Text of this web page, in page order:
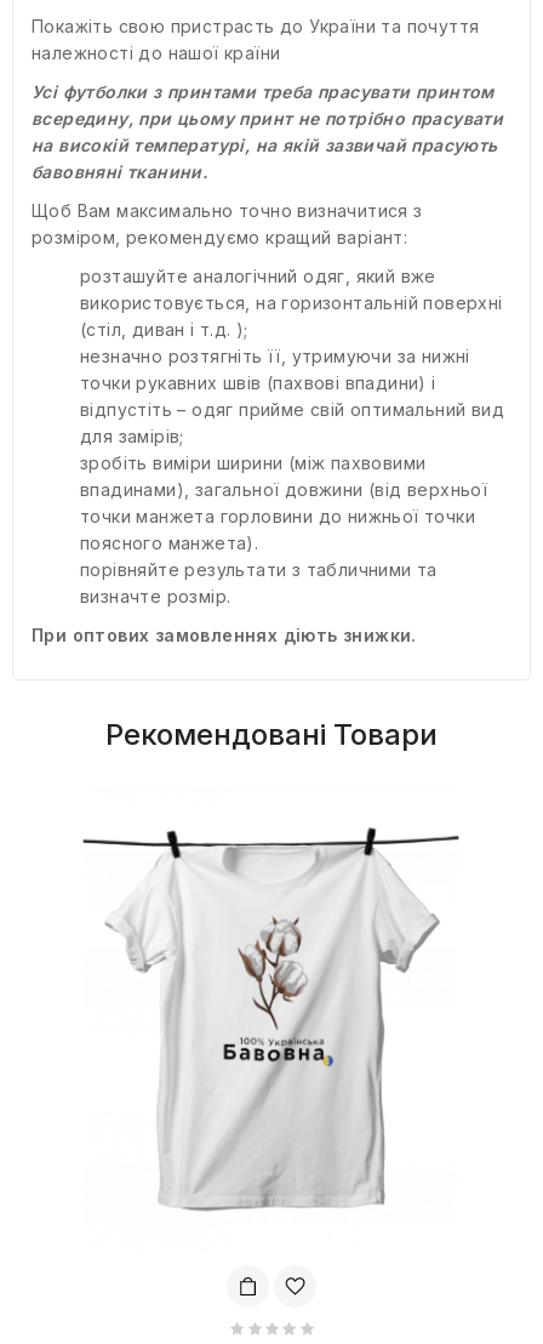
Покажіть свою пристрасть до України та почуття
належності до нашої країни
Усі футболки з принтами треба прасувати принтом
всередину, при цьому принт не потрібно прасувати
на високій температурі, на якій зазвичай прасують
бавовняні тканини.
Щоб Вам максимально точно визначитися з
розміром, рекомендуємо кращий варіант:
розташуйте аналогічний одяг, який вже
використовується, на горизонтальній поверхні
(стіл, диван і т.д. );
незначно розтягніть її, утримуючи за нижні
точки рукавних швів (пахвові впадини) і
відпустіть – одяг прийме свій оптимальний вид
для замірів;
зробіть виміри ширини (між пахвовими
впадинами), загальної довжини (від верхньої
точки манжета горловини до нижньої точки
поясного манжета).
порівняйте результати з табличними та
визначте розмір.
При оптових замовленнях діють знижки.
Рекомендовані Товари